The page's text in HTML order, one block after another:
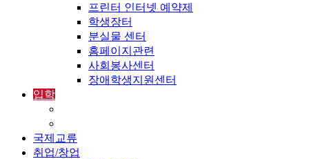
프린터 인터넷 예약제
학생장터
분실물 센터
홈페이지관련
사회봉사센터
장애학생지원센터
입학
국제교류
취업/창업